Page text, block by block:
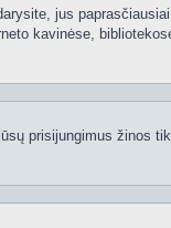
jus
kavinėse,
prisijungimus žinos